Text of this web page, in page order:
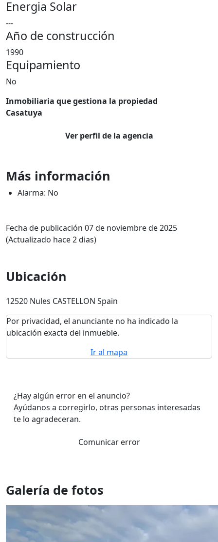
Energia Solar
---
Año de construcción
1990
Equipamiento
No
Inmobiliaria que gestiona la propiedad
Casatuya
Ver perfil de la agencia
Más información
Alarma: No
Fecha de publicación 07 de noviembre de 2025
(Actualizado hace 2 dias)
Ubicación
12520 Nules CASTELLON Spain
Por privacidad, el anunciante no ha indicado la
ubicación exacta del inmueble.
Ir al mapa
¿Hay algún error en el anuncio?
Ayúdanos a corregirlo, otras personas interesadas
te lo agradeceran.
Comunicar error
Galería de fotos